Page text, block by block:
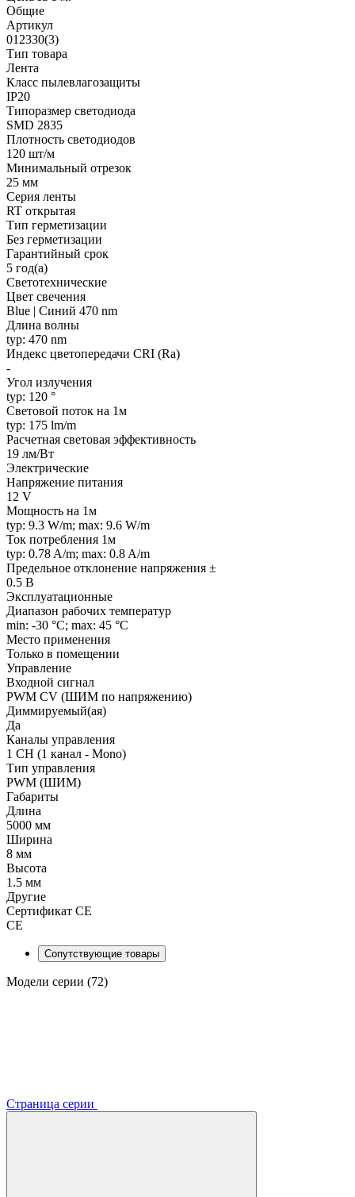
Общие
Артикул
012330(3)
Тип товара
Лента
Класс пылевлагозащиты
IP20
Типоразмер светодиода
SMD 2835
Плотность светодиодов
120 шт/м
Минимальный отрезок
25 мм
Серия ленты
RT открытая
Тип герметизации
Без герметизации
Гарантийный срок
5 год(а)
Светотехнические
Цвет свечения
Blue | Синий 470 nm
Длина волны
typ: 470 nm
Индекс цветопередачи CRI (Ra)
-
Угол излучения
typ: 120 °
Световой поток на 1м
typ: 175 lm/m
Расчетная световая эффективность
19 лм/Вт
Электрические
Напряжение питания
12 V
Мощность на 1м
typ: 9.3 W/m; max: 9.6 W/m
Ток потребления 1м
typ: 0.78 A/m; max: 0.8 A/m
Предельное отклонение напряжения ±
0.5 В
Эксплуатационные
Диапазон рабочих температур
min: -30 °C; max: 45 °C
Место применения
Только в помещении
Управление
Входной сигнал
PWM СV (ШИМ по напряжению)
Диммируемый(ая)
Да
Каналы управления
1 CH (1 канал - Mono)
Тип управления
PWM (ШИМ)
Габариты
Длина
5000 мм
Ширина
8 мм
Высота
1.5 мм
Другие
Сертификат CE
CE
Сопутствующие товары
Модели серии (72)
Страница серии